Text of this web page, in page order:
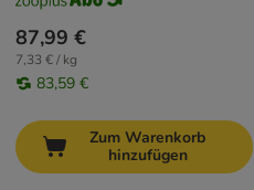
87,99 €
7,33 € / kg
83,59 €
Zum Warenkorb
hinzufügen